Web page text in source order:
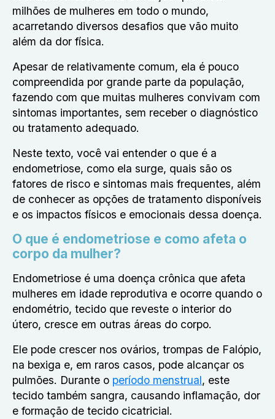
milhões de mulheres em todo o mundo,
acarretando diversos desafios que vão muito
além da dor física.
Apesar de relativamente comum, ela é pouco
compreendida por grande parte da população,
fazendo com que muitas mulheres convivam com
sintomas importantes, sem receber o diagnóstico
ou tratamento adequado.
Neste texto, você vai entender o que é a
endometriose, como ela surge, quais são os
fatores de risco e sintomas mais frequentes, além
de conhecer as opções de tratamento disponíveis
e os impactos físicos e emocionais dessa doença.
O que é endometriose e como afeta o
corpo da mulher?
Endometriose é uma doença crônica que afeta
mulheres em idade reprodutiva e ocorre quando o
endométrio, tecido que reveste o interior do
útero, cresce em outras áreas do corpo.
Ele pode crescer nos ovários, trompas de Falópio,
na bexiga e, em raros casos, pode alcançar os
pulmões. Durante o período menstrual, este
tecido também sangra, causando inflamação, dor
e formação de tecido cicatricial.